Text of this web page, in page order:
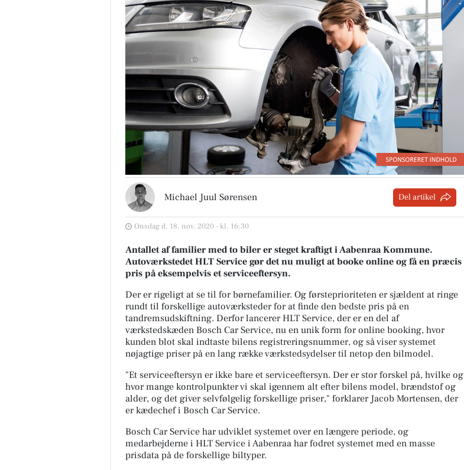
Michael Juul Sørensen Del artikel
Onsdag d. 18. nov. 2020 - kl. 16:30
Antallet af familier med to biler er steget kraftigt i Aabenraa Kommune.
Autoværkstedet HLT Service gør det nu muligt at booke online og få en præcis
pris på eksempelvis et serviceeftersyn.
Der er rigeligt at se til for børnefamilier. Og førsteprioriteten er sjældent at ringe
rundt til forskellige autoværksteder for at finde den bedste pris på en
tandremsudskiftning. Derfor lancerer HLT Service, der er en del af
værkstedskæden Bosch Car Service, nu en unik form for online booking, hvor
kunden blot skal indtaste bilens registreringsnummer, og så viser systemet
nøjagtige priser på en lang række værkstedsydelser til netop den bilmodel.
"Et serviceeftersyn er ikke bare et serviceeftersyn. Der er stor forskel på, hvilke og
hvor mange kontrolpunkter vi skal igennem alt efter bilens model, brændstof og
alder, og det giver selvfølgelig forskellige priser," forklarer Jacob Mortensen, der
er kædechef i Bosch Car Service.
Bosch Car Service har udviklet systemet over en længere periode, og
medarbejderne i HLT Service i Aabenraa har fodret systemet med en masse
prisdata på de forskellige biltyper.